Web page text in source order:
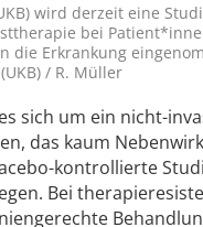
wird derzeit eine
bei
die Erkrankung
/ R. Müller
sich um ein nicht-
das kaum
kontrollierte
Bei